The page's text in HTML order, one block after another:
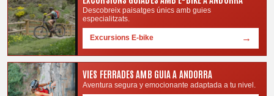
Vie–Dom 8:30 a 20h
Edifici Hotel Grau Roig, AD200 Grau Roig
376 855 684
info@picnegre.com
Descobreix paisatges únics amb guies
especialitzats.
Excursions E-bike →
VIES FERRADES AMB GUIA A ANDORRA
Aventura segura y emocionante adaptada a tu nivel.